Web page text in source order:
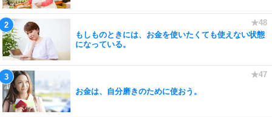
もしものときには、お金を使いたくても使えない状態
になっている。
お金は、自分磨きのために使おう。